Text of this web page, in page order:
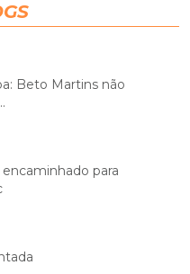
Beto Martins não
para